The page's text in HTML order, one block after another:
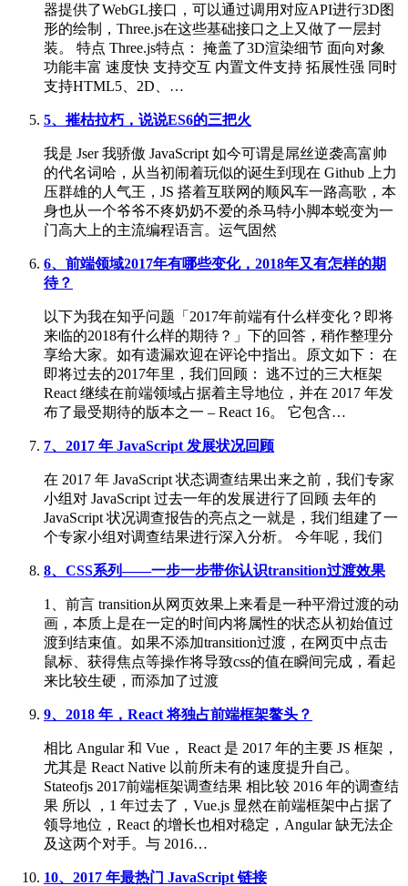
器提供了WebGL接口，可以通过调用对应API进行3D图
形的绘制，Three.js在这些基础接口之上又做了一层封
装。 特点 Three.js特点： 掩盖了3D渲染细节 面向对象
功能丰富 速度快 支持交互 内置文件支持 拓展性强 同时
支持HTML5、2D、…
5、摧枯拉朽，说说ES6的三把火
我是 Jser 我骄傲 JavaScript 如今可谓是屌丝逆袭高富帅
的代名词哈，从当初闹着玩似的诞生到现在 Github 上力
压群雄的人气王，JS 搭着互联网的顺风车一路高歌，本
身也从一个爷爷不疼奶奶不爱的杀马特小脚本蜕变为一
门高大上的主流编程语言。运气固然
6、前端领域2017年有哪些变化，2018年又有怎样的期
待？
以下为我在知乎问题「2017年前端有什么样变化？即将
来临的2018有什么样的期待？」下的回答，稍作整理分
享给大家。如有遗漏欢迎在评论中指出。原文如下： 在
即将过去的2017年里，我们回顾： 逃不过的三大框架
React 继续在前端领域占据着主导地位，并在 2017 年发
布了最受期待的版本之一 – React 16。 它包含…
7、2017 年 JavaScript 发展状况回顾
在 2017 年 JavaScript 状态调查结果出来之前，我们专家
小组对 JavaScript 过去一年的发展进行了回顾 去年的
JavaScript 状况调查报告的亮点之一就是，我们组建了一
个专家小组对调查结果进行深入分析。 今年呢，我们
8、CSS系列——一步一步带你认识transition过渡效果
1、前言 transition从网页效果上来看是一种平滑过渡的动
画，本质上是在一定的时间内将属性的状态从初始值过
渡到结束值。如果不添加transition过渡，在网页中点击
鼠标、获得焦点等操作将导致css的值在瞬间完成，看起
来比较生硬，而添加了过渡
9、2018 年，React 将独占前端框架鳌头？
相比 Angular 和 Vue， React 是 2017 年的主要 JS 框架，
尤其是 React Native 以前所未有的速度提升自己。
Stateofjs 2017前端框架调查结果 相比较 2016 年的调查结
果 所以 ，1 年过去了，Vue.js 显然在前端框架中占据了
领导地位，React 的增长也相对稳定，Angular 缺无法企
及这两个对手。与 2016…
10、2017 年最热门 JavaScript 链接